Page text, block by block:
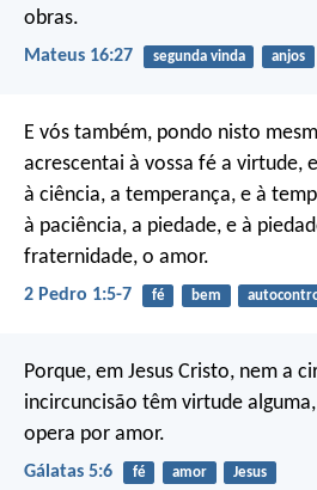
obras.
Mateus 16:27 segunda vinda anjos
E vós também, pondo nisto
acrescentai à vossa fé a virtude,
à ciência, a temperança, e à
à paciência, a piedade, e à
fraternidade, o amor.
2 Pedro 1:5-7 fé bem
Porque, em Jesus Cristo, nem a
incircuncisão têm virtude
opera por amor.
Gálatas 5:6 fé amor Jesus